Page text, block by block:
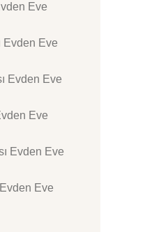
Eve
Evden Eve
Evden Eve
Eve
Evden Eve
Eve